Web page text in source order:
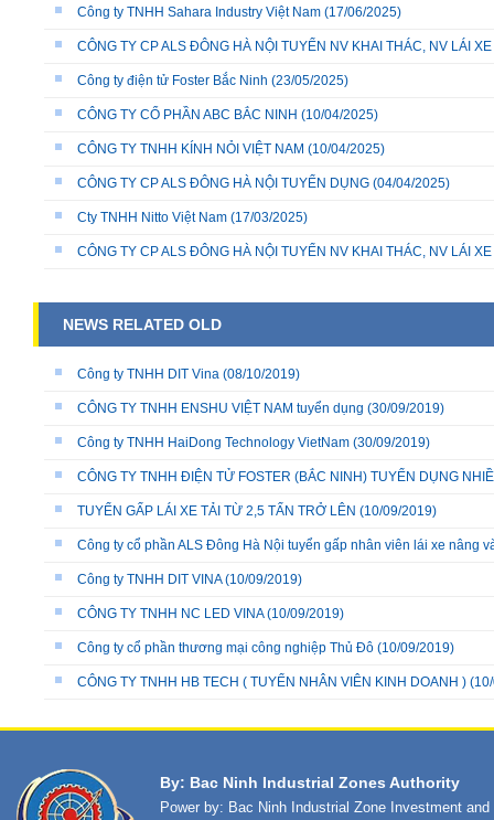
Công ty TNHH Sahara Industry Việt Nam (17/06/2025)
CÔNG TY CP ALS ĐÔNG HÀ NỘI TUYỂN NV KHAI THÁC, NV LÁI
Công ty điện tử Foster Bắc Ninh (23/05/2025)
CÔNG TY CỔ PHẦN ABC BẮC NINH (10/04/2025)
CÔNG TY TNHH KÍNH NỎI VIỆT NAM (10/04/2025)
CÔNG TY CP ALS ĐÔNG HÀ NỘI TUYỂN DỤNG (04/04/2025)
Cty TNHH Nitto Việt Nam (17/03/2025)
CÔNG TY CP ALS ĐÔNG HÀ NỘI TUYỂN NV KHAI THÁC, NV LÁI
NEWS RELATED OLD
Công ty TNHH DIT Vina (08/10/2019)
CÔNG TY TNHH ENSHU VIỆT NAM tuyển dụng (30/09/2019)
Công ty TNHH HaiDong Technology VietNam (30/09/2019)
CÔNG TY TNHH ĐIỆN TỬ FOSTER (BẮC NINH) TUYỂN DỤNG
TUYỂN GẤP LÁI XE TẢI TỪ 2,5 TẤN TRỞ LÊN (10/09/2019)
Công ty cổ phần ALS Đông Hà Nội tuyển gấp nhân viên lái xe nâng
Công ty TNHH DIT VINA(10/09/2019)
CÔNG TY TNHH NC LED VINA(10/09/2019)
Công ty cổ phần thương mại công nghiệp Thủ Đô (10/09/2019)
CÔNG TY TNHH HB TECH ( TUYỂN NHÂN VIÊN KINH DOANH )
By: Bac Ninh Industrial Zones Authority
Power by: Bac Ninh Industrial Zone Investment